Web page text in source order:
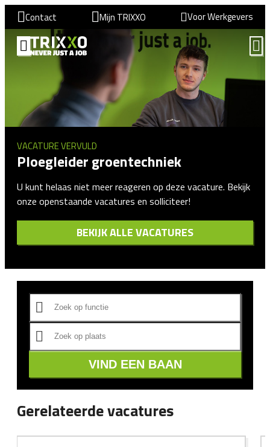
Contact Mijn TRIXXO Voor Werkgevers
VACATURE VERVULD
Ploegleider groentechniek
U kunt helaas niet meer reageren op deze vacature. Bekijk
onze openstaande vacatures en solliciteer!
BEKIJK ALLE VACATURES
VIND EEN BAAN
Gerelateerde vacatures